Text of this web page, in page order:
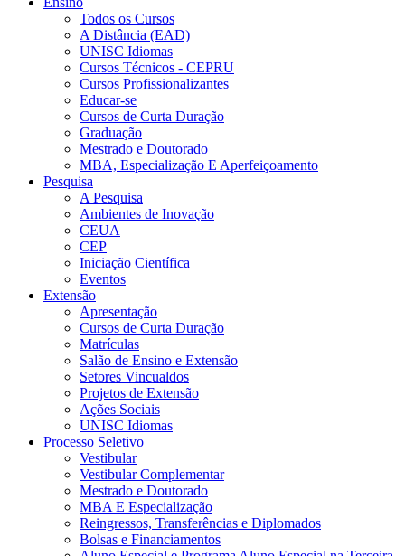
Todos os Cursos
A Distância (EAD)
UNISC Idiomas
Cursos Técnicos - CEPRU
Cursos Profissionalizantes
Educar-se
Cursos de Curta Duração
Graduação
Mestrado e Doutorado
MBA, Especialização E Aperfeiçoamento
Pesquisa
A Pesquisa
Ambientes de Inovação
CEUA
CEP
Iniciação Científica
Eventos
Extensão
Apresentação
Cursos de Curta Duração
Matrículas
Salão de Ensino e Extensão
Setores Vincualdos
Projetos de Extensão
Ações Sociais
UNISC Idiomas
Processo Seletivo
Vestibular
Vestibular Complementar
Mestrado e Doutorado
MBA E Especialização
Reingressos, Transferências e Diplomados
Bolsas e Financiamentos